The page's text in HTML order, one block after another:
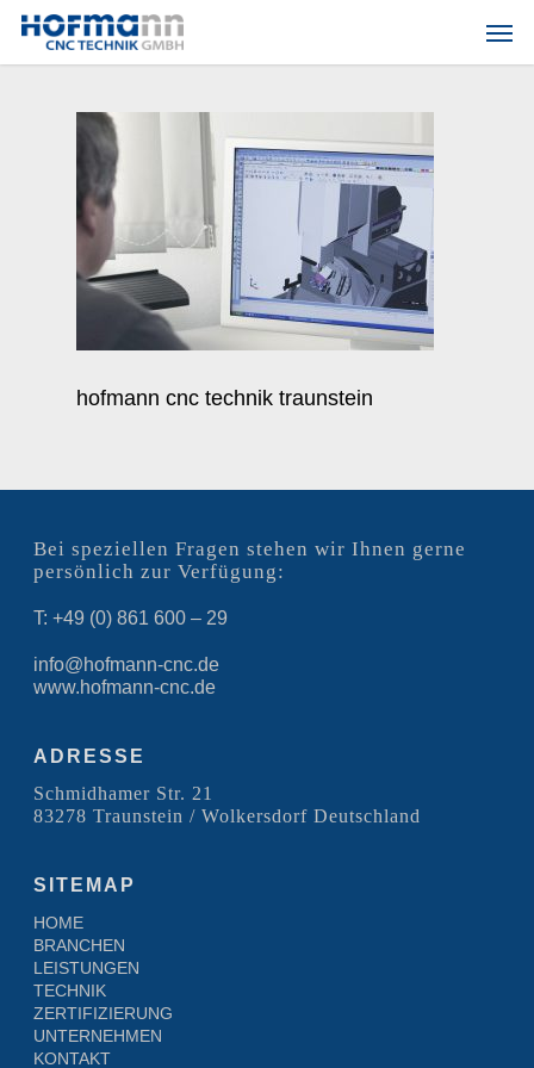
Skip
hofmann cnc technik traunstein
Bei speziellen Fragen stehen wir Ihnen gerne
persönlich zur Verfügung:
T: +49 (0) 861 600 – 29
info@hofmann-cnc.de
www.hofmann-cnc.de
ADRESSE
Schmidhamer Str. 21
83278 Traunstein / Wolkersdorf Deutschland
SITEMAP
HOME
BRANCHEN
LEISTUNGEN
TECHNIK
ZERTIFIZIERUNG
UNTERNEHMEN
KONTAKT